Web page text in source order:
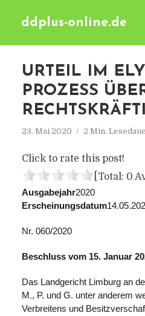
ddplus-online.de
URTEIL IM
PROZESS
23. Mai 2020 2 Min.
Click to rate this post!
[Total: 0
Ausgabejahr2020
Erscheinungsdatum
Nr. 060/2020
Beschluss vom 15. Januar
Das Landgericht Limburg an
M., P. und G. unter anderem
Verbreitens und